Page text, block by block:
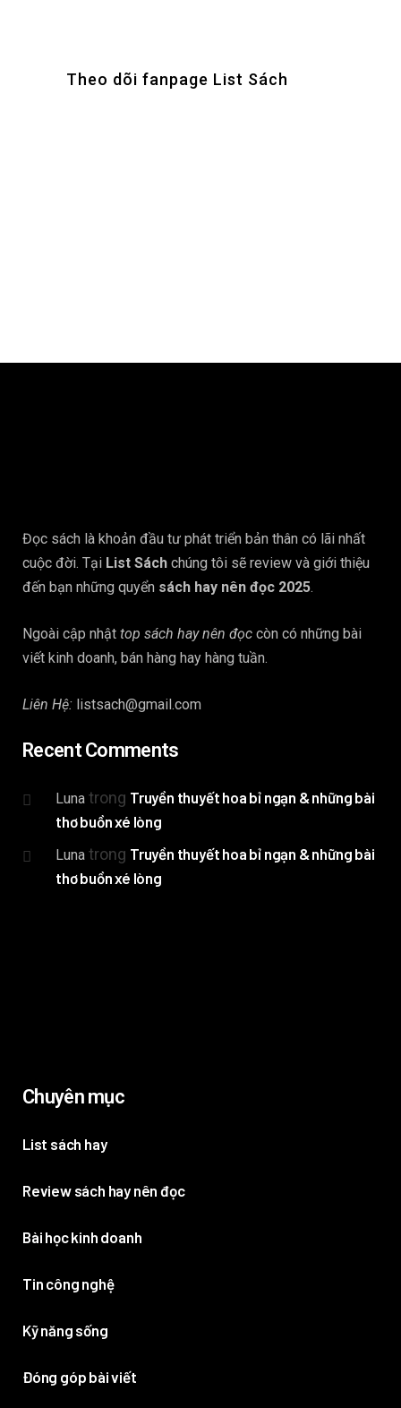
Theo dõi fanpage List Sách
Đọc sách là khoản đầu tư phát triển bản thân có lãi nhất
cuộc đời. Tại List Sách chúng tôi sẽ review và giới thiệu
đến bạn những quyển sách hay nên đọc 2025.
Ngoài cập nhật top sách hay nên đọc còn có những bài
viết kinh doanh, bán hàng hay hàng tuần.
Liên Hệ: listsach@gmail.com
Recent Comments
Luna trong Truyền thuyết hoa bỉ ngạn & những bài
thơ buồn xé lòng
Luna trong Truyền thuyết hoa bỉ ngạn & những bài
thơ buồn xé lòng
Chuyên mục
List sách hay
Review sách hay nên đọc
Bài học kinh doanh
Tin công nghệ
Kỹ năng sống
Đóng góp bài viết